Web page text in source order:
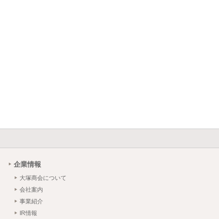
企業情報
大塚商会について
会社案内
事業紹介
IR情報